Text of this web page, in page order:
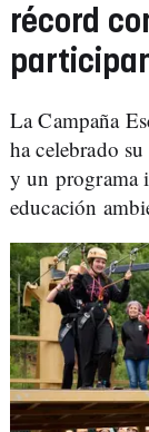
récord
La Campaña
ha celebrado
y un programa
educación